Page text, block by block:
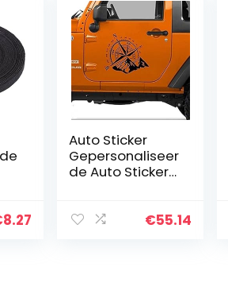
8.27
Auto Sticker
Gepersonaliseer
de Auto Stickers
Auto Styling€55.14